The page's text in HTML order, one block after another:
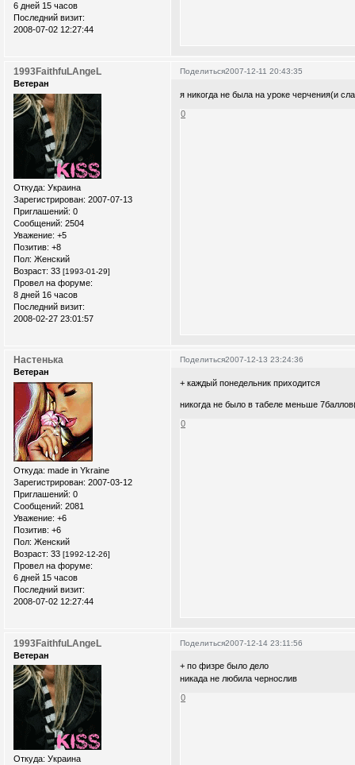
6 дней 15 часов
Последний визит:
2008-07-02 12:27:44
Поделиться2007-12-11 20:43:35
1993FaithfuLAngeL
Ветеран
Откуда: Украина
Зарегистрирован: 2007-07-13
Приглашений: 0
Сообщений: 2504
Уважение: +5
Позитив: +8
Пол: Женский
Возраст: 33 [1993-01-29]
Провел на форуме:
8 дней 16 часов
Последний визит:
2008-02-27 23:01:57
я никогда не была на уроке черчения(и
0
Поделиться2007-12-13 23:24:36
Настенька
Ветеран
Откуда: made in Ykraine
Зарегистрирован: 2007-03-12
Приглашений: 0
Сообщений: 2081
Уважение: +6
Позитив: +6
Пол: Женский
Возраст: 33 [1992-12-26]
Провел на форуме:
6 дней 15 часов
Последний визит:
2008-07-02 12:27:44
+ каждый понедельник приходится
никогда не было в табеле меньше
0
Поделиться2007-12-14 23:11:56
1993FaithfuLAngeL
Ветеран
Откуда: Украина
+ по физре было дело
никада не любила чернослив
0